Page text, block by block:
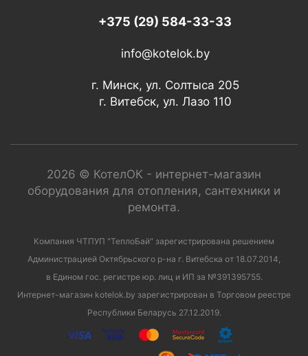
+375 (29) 584-33-33
info@kotelok.by
г. Минск, ул. Солтыса 205
г. Витебск, ул. Лазо 110
2026 © КотелОК - интернет-магазин
оборудования для отопления, сантехники и
ремонта.
Компания ЧТПУП "ТеплоБай" зарегистрирована решением
Администрацией Октябрьского р-на г. Витебска от 18.07.2014,
в Едином гос. регистре юр. лиц и ИП за №391395755.
Интернет-магазин kotelok.by зарегистрирован в Торговом реестре
Республики Беларусь 27.12.2019.